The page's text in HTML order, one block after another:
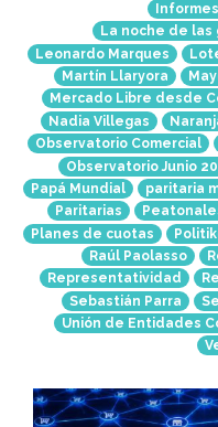
La noche de
Leonardo Marques
Martín Llaryora
Mercado Libre desde
Nadia Villegas
Observatorio Comercial
Observatorio Junio
Papá Mundial
paritaria
Paritarias
Planes de cuotas
Raúl Paolasso
Representatividad
Sebastián Parra
Unión de Entidades